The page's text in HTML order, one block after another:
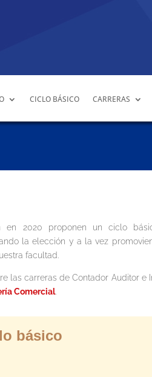
CICLO BÁSICO CARRERAS
en 2020 proponen un ciclo
la elección y a la vez
facultad.
las carreras de Contador Auditor e
Comercial.
básico